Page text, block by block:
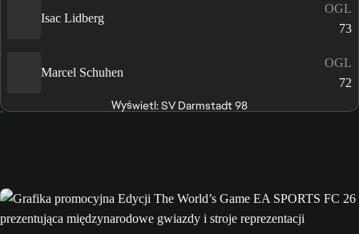
Isac Lidberg
OGL
73
Marcel Schuhen
OGL
72
Wyświetl: SV Darmstadt 98